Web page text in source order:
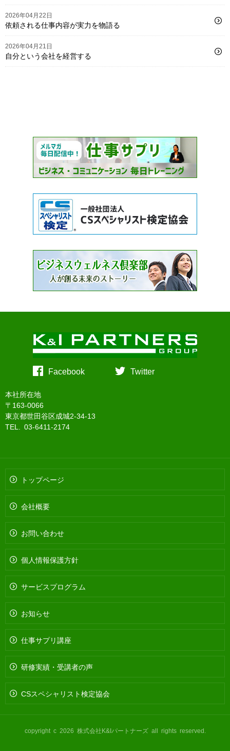
2026年04月22日
依頼される仕事内容が実力を物語る
2026年04月21日
自分という会社を経営する
Facebook Twitter
本社所在地
〒163-0066
東京都世田谷区成城2-34-13
TEL. 03-6411-2174
トップページ
会社概要
お問い合わせ
個人情報保護方針
サービスプログラム
お知らせ
仕事サプリ講座
研修実績・受講者の声
CSスペシャリスト検定協会
copyright c 2026 株式会社K&Iパートナーズ all rights reserved.